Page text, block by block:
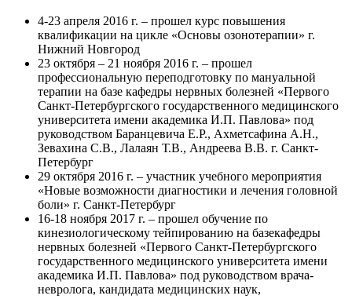
4-23 апреля 2016 г. – прошел курс повышения
квалификации на цикле «Основы озонотерапии» г.
Нижний Новгород
23 октября – 21 ноября 2016 г. – прошел
профессиональную переподготовку по мануальной
терапии на базе кафедры нервных болезней «Первого
Санкт-Петербургского государственного медицинского
университета имени академика И.П. Павлова» под
руководством Баранцевича Е.Р., Ахметсафина А.Н.,
Зевахина С.В., Лалаян Т.В., Андреева В.В. г. Санкт-
Петербург
29 октября 2016 г. – участник учебного мероприятия
«Новые возможности диагностики и лечения головной
боли» г. Санкт-Петербург
16-18 ноября 2017 г. – прошел обучение по
кинезиологическому тейпированию на базекафедры
нервных болезней «Первого Санкт-Петербургского
государственного медицинского университета имени
академика И.П. Павлова» под руководством врача-
невролога, кандидата медицинских наук,